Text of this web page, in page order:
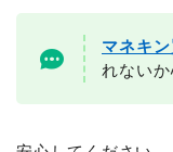
マネキ
れない